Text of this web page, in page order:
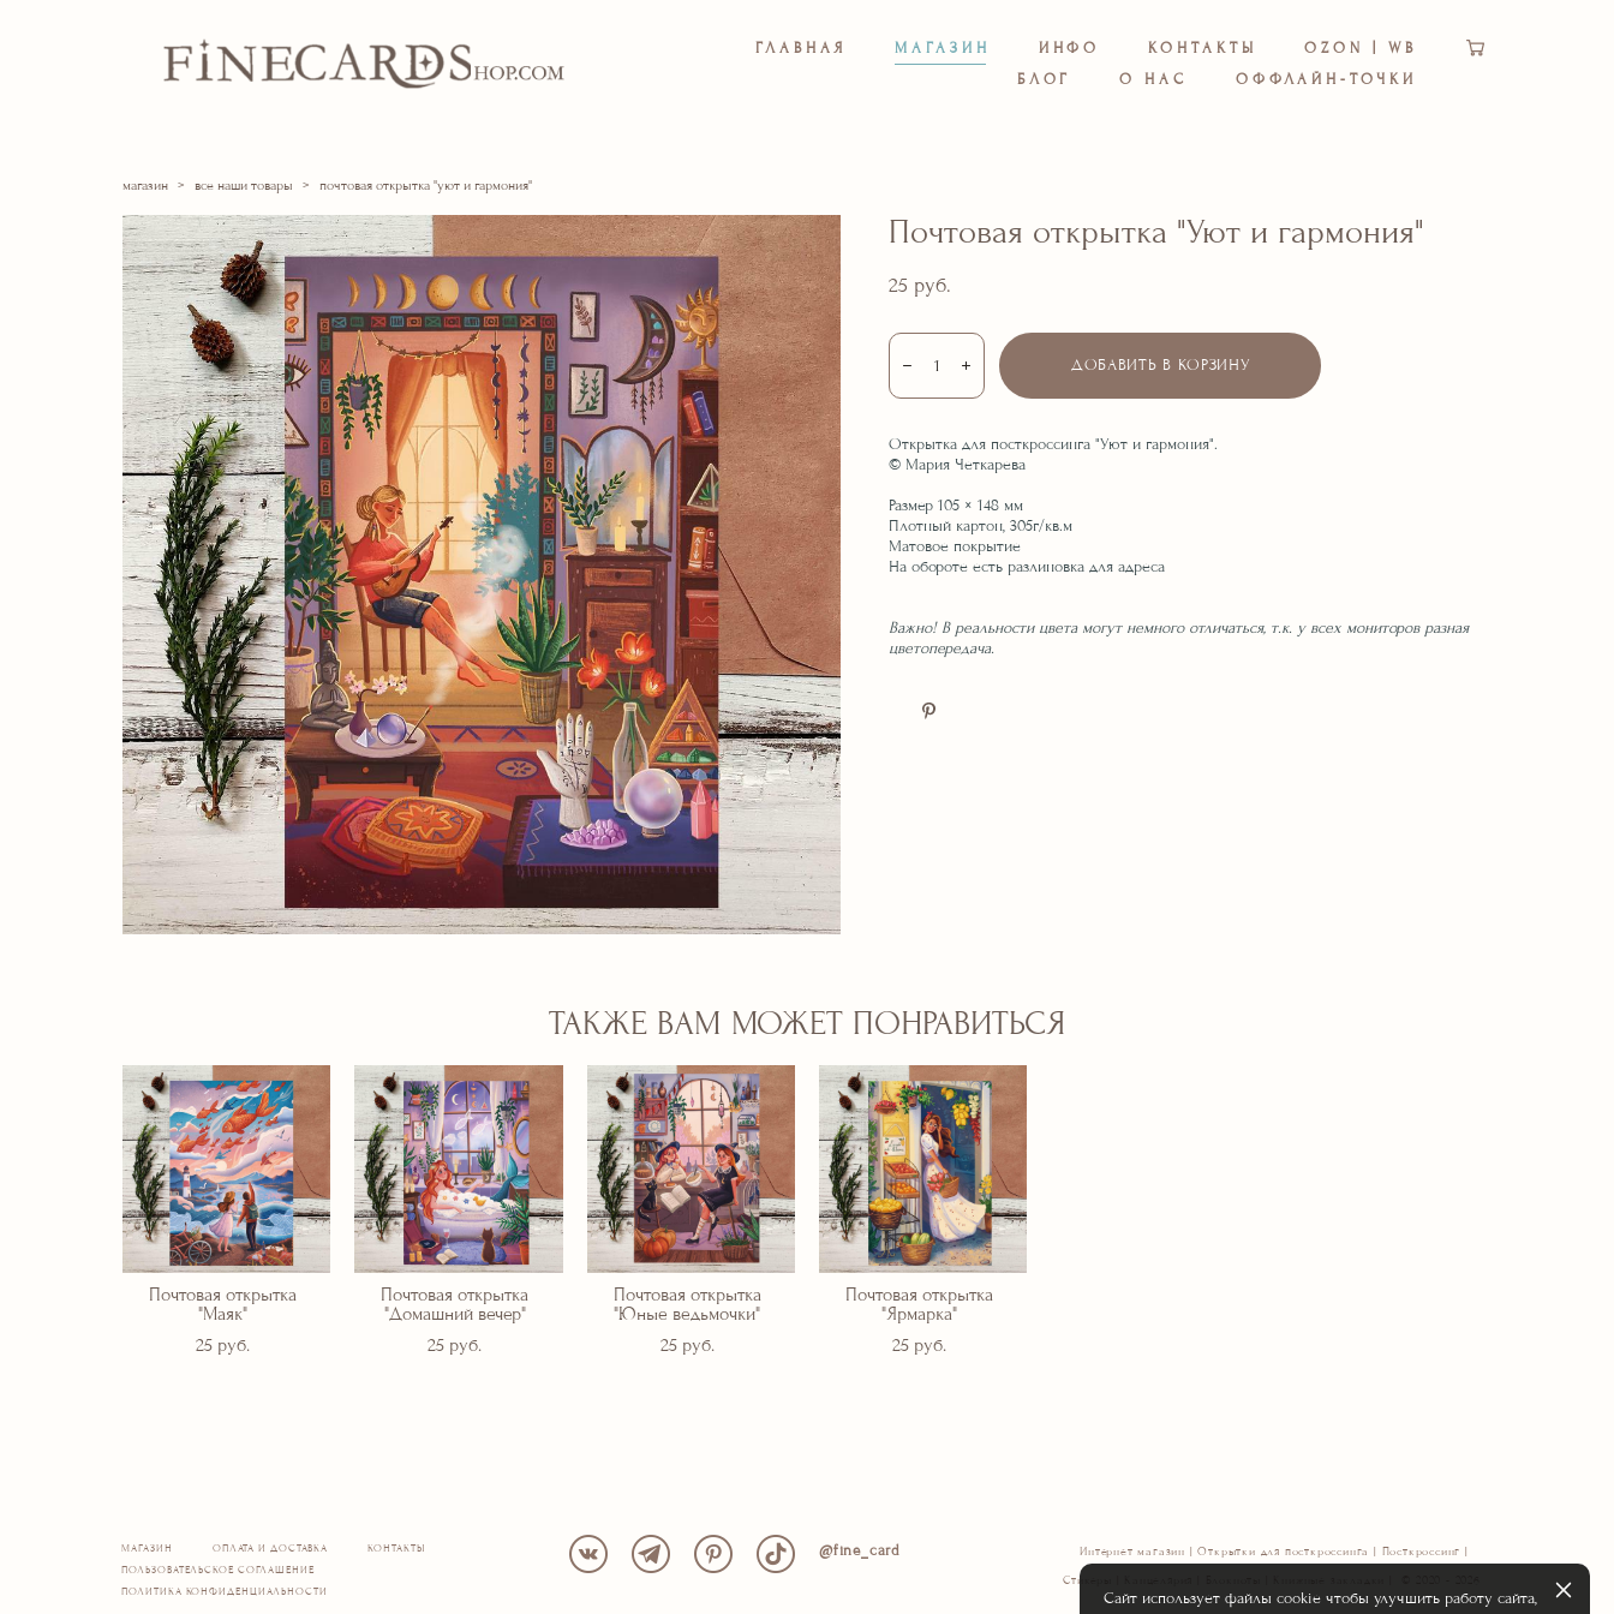
ГЛАВНАЯ МАГАЗИН ИНФО КОНТАКТЫ
OZON | WB
БЛОГ
О НАС ОФФЛАЙН-ТОЧКИ
магазин > все наши товары > почтовая открытка "уют и гармония"
Почтовая открытка "Уют и гармония"
25 pуб.
ДОБАВИТЬ В КОРЗИНУ
Открытка для посткроссинга "Уют и гармония".
© Мария Четкарева
Размер 105 × 148 мм
Плотный картон, 305г/кв.м
Матовое покрытие
На обороте есть разлиновка для адреса
Важно! В реальности цвета могут немного отличаться, т.к. у всех мониторов разная
цветопередача.
ТАКЖЕ ВАМ МОЖЕТ ПОНРАВИТЬСЯ
Почтовая открытка
"Маяк"
25 pуб.
Почтовая открытка
"Домашний вечер"
25 pуб.
Почтовая открытка
"Юные ведьмочки"
25 pуб.
Почтовая открытка
"Ярмарка"
25 pуб.
МАГАЗИН ОПЛАТА И ДОСТАВКА
КОНТАКТЫ
ПОЛЬЗОВАТЕЛЬСКОЕ СОГЛАШЕНИЕ
ПОЛИТИКА КОНФИДЕНЦИАЛЬНОСТИ
@fine_card
Интернет магазин | Открытки для посткроссинга | Посткроссинг |
Стикеры | Канцелярия | Блокноты | Книжные закладки | © 2020 - 2026
Сайт использует файлы cookie чтобы улучшить работу сайта,